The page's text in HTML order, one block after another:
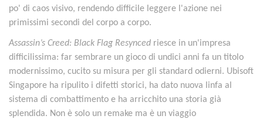
po' di caos visivo, rendendo difficile leggere l'azione nei
primissimi secondi del corpo a corpo.
Assassin’s Creed: Black Flag Resynced riesce in un'impresa
difficilissima: far sembrare un gioco di undici anni fa un titolo
modernissimo, cucito su misura per gli standard odierni. Ubisoft
Singapore ha ripulito i difetti storici, ha dato nuova linfa al
sistema di combattimento e ha arricchito una storia già
splendida. Non è solo un remake ma è un viaggio